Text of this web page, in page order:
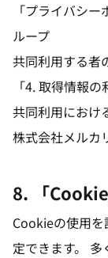
「プライバシ
ループ
共同利用する者
「4. 取得情報
共同利用におけ
株式会社メルカ
8. 「
Cookieの使用
定できます。